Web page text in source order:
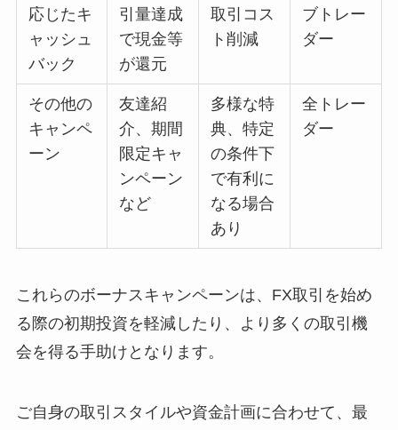
応じたキ
ャッシュ
バック
引量達成
で現金等
が還元
取引コス
ト削減
ブトレー
ダー
その他の
キャンペ
ーン
友達紹
介、期間
限定キャ
ンペーン
など
多様な特
典、特定
の条件下
で有利に
なる場合
あり
全トレー
ダー
これらのボーナスキャンペーンは、FX取引を始め
る際の初期投資を軽減したり、より多くの取引機
会を得る手助けとなります。
ご自身の取引スタイルや資金計画に合わせて、最